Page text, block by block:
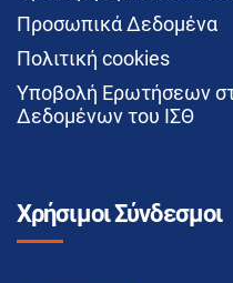
Προσωπικά Δεδομένα
Πολιτική cookies
Υποβολή Ερωτήσεων
Δεδομένων του ΙΣΘ
Χρήσιμοι Σύνδεσμοι